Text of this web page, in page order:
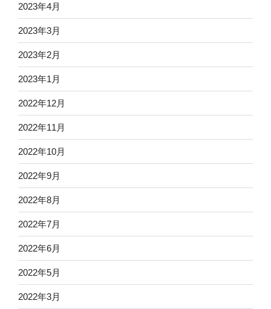
2023年4月
2023年3月
2023年2月
2023年1月
2022年12月
2022年11月
2022年10月
2022年9月
2022年8月
2022年7月
2022年6月
2022年5月
2022年3月